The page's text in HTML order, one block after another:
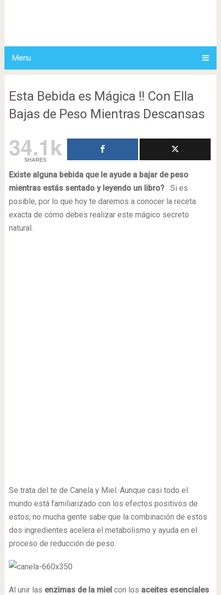
Menu
Esta Bebida es Mágica !! Con Ella
Bajas de Peso Mientras Descansas
34.1k
SHARES
Existe alguna bebida que le ayude a bajar de peso
mientras estás sentado y leyendo un libro?Si es
posible, por lo que hoy te daremos a conocer la receta
exacta de cómo debes realizar este mágico secreto
natural.
Se trata del te de Canela y Miel. Aunque casi todo el
mundo está familiarizado con los efectos positivos de
estos, no mucha gente sabe que la combinación de estos
dos ingredientes acelera el metabolismo y ayuda en el
proceso de reducción de peso.
Al unir las enzimas de la mielcon los aceites esenciales